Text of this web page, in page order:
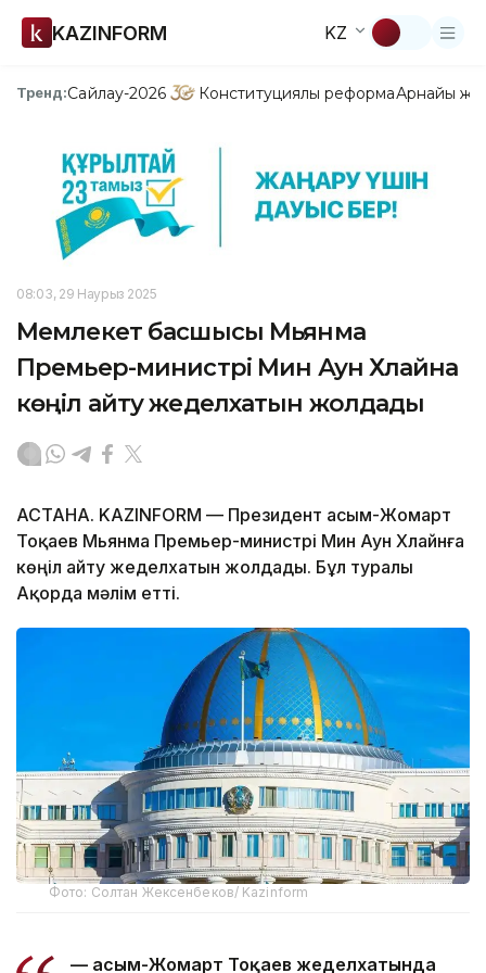
KAZINFORM KZ
Тренд:Сайлау-2026 Конституциялық реформаАрнайы
08:03, 29 Наурыз 2025
Мемлекет басшысы Мьянма
Премьер-министрі Мин Аун Хлайнға
көңіл айту жеделхатын жолдады
АСТАНА. KAZINFORM — Президент Қасым-Жомарт
Тоқаев Мьянма Премьер-министрі Мин Аун Хлайнға
көңіл айту жеделхатын жолдады. Бұл туралы
Ақорда мәлім етті.
Фото: Солтан Жексенбеков/ Kazinform
— Қасым-Жомарт Тоқаев жеделхатында